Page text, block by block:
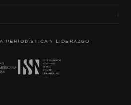
›
PERIODÍSTICA Y LIDERAZGO